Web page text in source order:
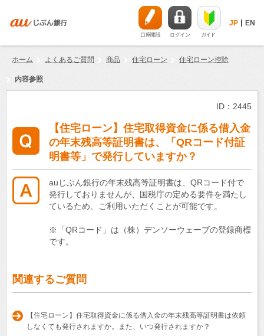
口座開設 ログイン ガイド
JP EN
ホーム よくあるご質問 商品 住宅ローン 住宅ローン控除
内容参照
ID：2445
【住宅ローン】住宅取得資金に係る借入金
の年末残高等証明書は、「QRコード付証
明書等」で発行していますか？
auじぶん銀行の年末残高等証明書は、QRコード付で
発行しておりませんが、国税庁の定める要件を満たし
ているため、ご利用いただくことが可能です。
※「QRコード」は（株）デンソーウェーブの登録商標
です。
関連するご質問
【住宅ローン】住宅取得資金に係る借入金の年末残高等証明書は依頼
しなくても発行されますか。また、いつ発行されますか？